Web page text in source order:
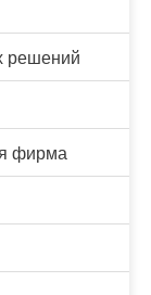
решений
фирма